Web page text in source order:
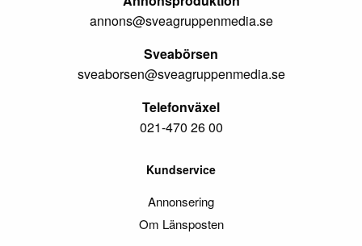
annons@sveagruppenmedia.se
Sveabörsen
sveaborsen@sveagruppenmedia.se
Telefonväxel
021-470 26 00
Kundservice
Annonsering
Om Länsposten